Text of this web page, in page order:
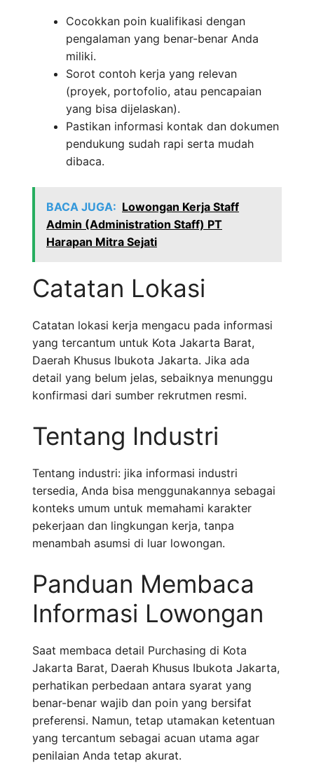
Cocokkan poin kualifikasi dengan
pengalaman yang benar-benar Anda
miliki.
Sorot contoh kerja yang relevan
(proyek, portofolio, atau pencapaian
yang bisa dijelaskan).
Pastikan informasi kontak dan dokumen
pendukung sudah rapi serta mudah
dibaca.
BACA JUGA: Lowongan Kerja Staff
Admin (Administration Staff) PT
Harapan Mitra Sejati
Catatan Lokasi
Catatan lokasi kerja mengacu pada informasi
yang tercantum untuk Kota Jakarta Barat,
Daerah Khusus Ibukota Jakarta. Jika ada
detail yang belum jelas, sebaiknya menunggu
konfirmasi dari sumber rekrutmen resmi.
Tentang Industri
Tentang industri: jika informasi industri
tersedia, Anda bisa menggunakannya sebagai
konteks umum untuk memahami karakter
pekerjaan dan lingkungan kerja, tanpa
menambah asumsi di luar lowongan.
Panduan Membaca
Informasi Lowongan
Saat membaca detail Purchasing di Kota
Jakarta Barat, Daerah Khusus Ibukota Jakarta,
perhatikan perbedaan antara syarat yang
benar-benar wajib dan poin yang bersifat
preferensi. Namun, tetap utamakan ketentuan
yang tercantum sebagai acuan utama agar
penilaian Anda tetap akurat.